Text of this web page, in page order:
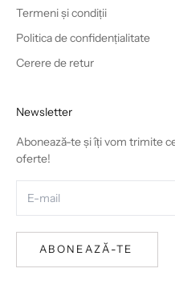
Termeni și condiții
Politica de confidențialitate
Cerere de retur
Newsletter
Abonează-te și îți vom trimite
oferte!
ABONEAZĂ-TE